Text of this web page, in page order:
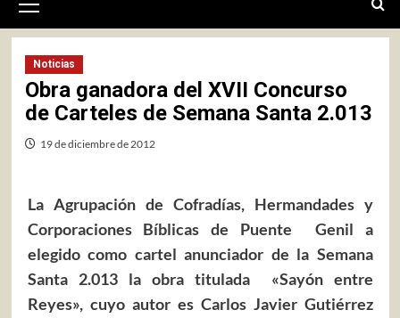
primario
Noticias
Obra ganadora del XVII Concurso
de Carteles de Semana Santa 2.013
19 de diciembre de 2012
La Agrupación de Cofradías, Hermandades y
Corporaciones Bíblicas de Puente Genil a
elegido como cartel anunciador de la Semana
Santa 2.013 la obra titulada «Sayón entre
Reyes», cuyo autor es Carlos Javier Gutiérrez